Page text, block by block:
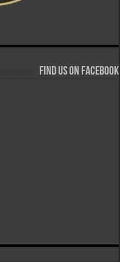
Find us on Facebook